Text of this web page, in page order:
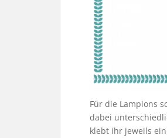
Für die Lampions
dabei
klebt ihr jeweils